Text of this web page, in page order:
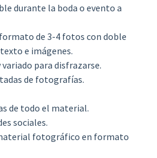
durante la boda o evento a
de 3-4 fotos con doble
e imágenes.
para disfrazarse.
de fotografías.
de todo el material.
sociales.
fotográfico en formato